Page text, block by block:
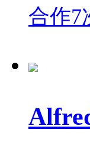
合作7